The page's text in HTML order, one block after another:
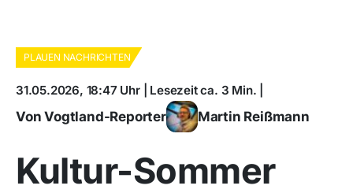
PLAUEN NACHRICHTEN
31.05.2026, 18:47 Uhr | Lesezeit ca. 3 Min. |
Von Vogtland-Reporter Martin Reißmann
Kultur-Sommer